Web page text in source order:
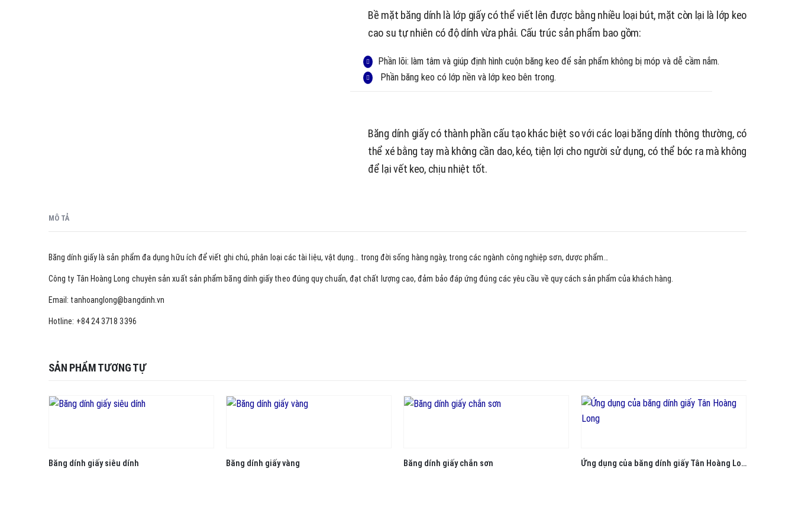
Bề mặt băng dính là lớp giấy có thể viết lên được bằng nhiều loại bút, mặt còn lại là lớp keo
cao su tự nhiên có độ dính vừa phải. Cấu trúc sản phẩm bao gồm:
Phần lõi: làm tâm và giúp định hình cuộn băng keo để sản phẩm không bị móp và dễ cầm nắm.
Phần băng keo có lớp nền và lớp keo bên trong.
Băng dính giấy có thành phần cấu tạo khác biệt so với các loại băng dính thông thường, có
thể xé bằng tay mà không cần dao, kéo, tiện lợi cho người sử dụng, có thể bóc ra mà không
để lại vết keo, chịu nhiệt tốt.
MÔ TẢ
Băng dính giấy là sản phẩm đa dụng hữu ích để viết ghi chú, phân loại các tài liệu, vật dụng… trong đời sống hàng ngày, trong các ngành công nghiệp sơn, dược phẩm…
Công ty Tân Hoàng Long chuyên sản xuất sản phẩm băng dính giấy theo đúng quy chuẩn, đạt chất lượng cao, đảm bảo đáp ứng đúng các yêu cầu về quy cách sản phẩm của khách hàng.
Email: tanhoanglong@bangdinh.vn
Hotline: +84 24 3718 3396
SẢN PHẨM TƯƠNG TỰ
Băng dính giấy siêu dính Băng dính giấy vàng Băng dính giấy chắn sơn Ứng dụng của băng dính giấy Tân Hoàng Long